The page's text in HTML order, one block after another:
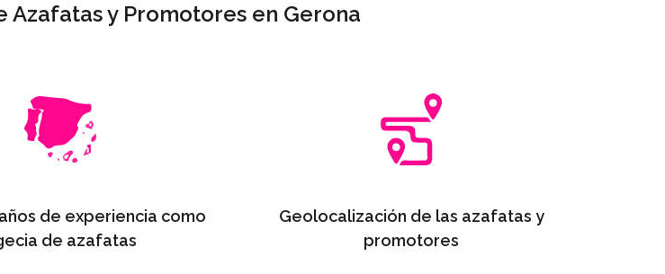
Azafatas y Promotores en Gerona
de experiencia como
de azafatas
Geolocalización de las azafatas y
promotores